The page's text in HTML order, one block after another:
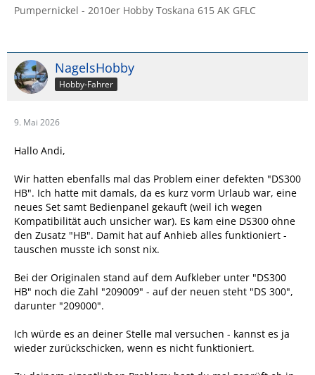
Pumpernickel - 2010er Hobby Toskana 615 AK GFLC
NagelsHobby
Hobby-Fahrer
9. Mai 2026
Hallo Andi,
Wir hatten ebenfalls mal das Problem einer defekten "DS300
HB". Ich hatte mit damals, da es kurz vorm Urlaub war, eine
neues Set samt Bedienpanel gekauft (weil ich wegen
Kompatibilität auch unsicher war). Es kam eine DS300 ohne
den Zusatz "HB". Damit hat auf Anhieb alles funktioniert -
tauschen musste ich sonst nix.
Bei der Originalen stand auf dem Aufkleber unter "DS300
HB" noch die Zahl "209009" - auf der neuen steht "DS 300",
darunter "209000".
Ich würde es an deiner Stelle mal versuchen - kannst es ja
wieder zurückschicken, wenn es nicht funktioniert.